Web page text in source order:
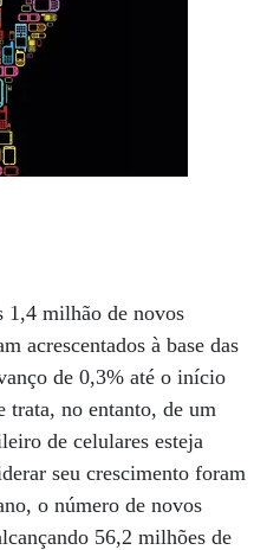
1,4 milhão de novos
acrescentados à base das
de 0,3% até o início
trata, no entanto, de um
de celulares esteja
seu crescimento foram
o número de novos
56,2 milhões de